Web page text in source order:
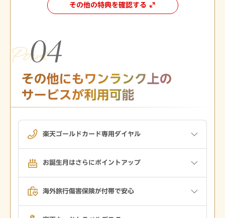
その他の特典を確認する
楽天ゴールドカード専用ダイヤル
お誕生月はさらにポイントアップ
海外旅行傷害保険が付帯で安心